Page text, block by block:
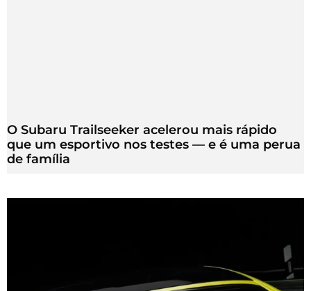
O Subaru Trailseeker acelerou mais rápido
que um esportivo nos testes — e é uma perua
de família